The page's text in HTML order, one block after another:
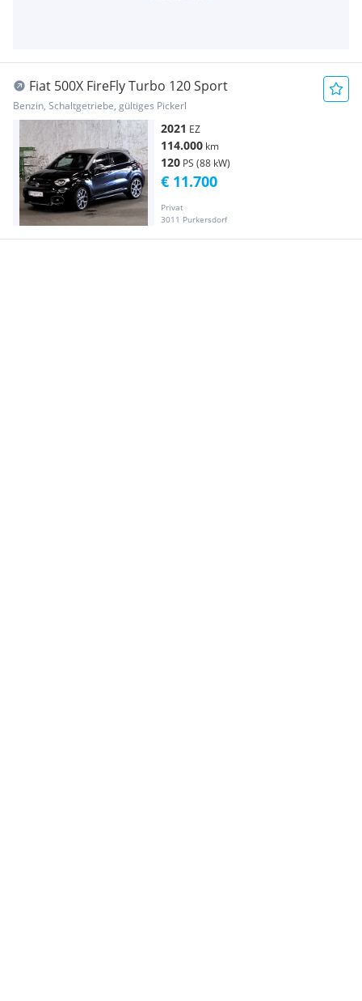
Fiat 500X FireFly Turbo 120 Sport
Benzin, Schaltgetriebe, gültiges Pickerl
2021 EZ
114.000 km
120 PS (88 kW)
Privat
3011 Purkersdorf
€ 11.700